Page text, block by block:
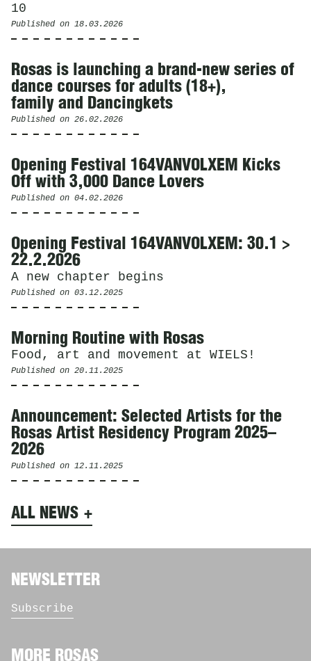
10
Published on 18.03.2026
Rosas is launching a brand-new series of
dance courses for adults (18+),
family and Dancingkets
Published on 26.02.2026
Opening Festival 164VANVOLXEM Kicks
Off with 3,000 Dance Lovers
Published on 04.02.2026
Opening Festival 164VANVOLXEM: 30.1 >
22.2.2026
A new chapter begins
Published on 03.12.2025
Morning Routine with Rosas
Food, art and movement at WIELS!
Published on 20.11.2025
Announcement: Selected Artists for the
Rosas Artist Residency Program 2025–
2026
Published on 12.11.2025
ALL NEWS
NEWSLETTER
Subscribe
MORE ROSAS